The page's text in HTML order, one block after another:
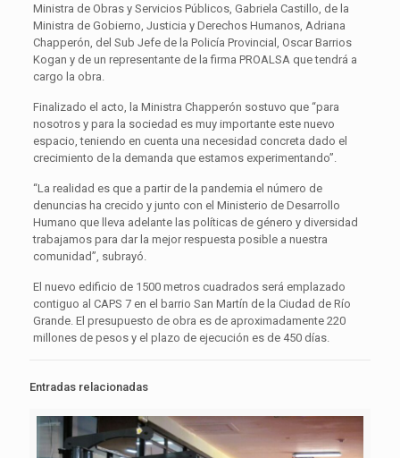
Ministra de Obras y Servicios Públicos, Gabriela Castillo, de la
Ministra de Gobierno, Justicia y Derechos Humanos, Adriana
Chapperón, del Sub Jefe de la Policía Provincial, Oscar Barrios
Kogan y de un representante de la firma PROALSA que tendrá a
cargo la obra.
Finalizado el acto, la Ministra Chapperón sostuvo que “para
nosotros y para la sociedad es muy importante este nuevo
espacio, teniendo en cuenta una necesidad concreta dado el
crecimiento de la demanda que estamos experimentando”.
“La realidad es que a partir de la pandemia el número de
denuncias ha crecido y junto con el Ministerio de Desarrollo
Humano que lleva adelante las políticas de género y diversidad
trabajamos para dar la mejor respuesta posible a nuestra
comunidad”, subrayó.
El nuevo edificio de 1500 metros cuadrados será emplazado
contiguo al CAPS 7 en el barrio San Martín de la Ciudad de Río
Grande. El presupuesto de obra es de aproximadamente 220
millones de pesos y el plazo de ejecución es de 450 días.
Entradas relacionadas